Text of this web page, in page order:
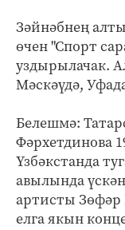
Зәйнәбнең
өчен "Спорт
уздырылачак.
Мәскәүдә,
Белешмә:
Фәрхетдинова
Үзбәкстанда
авылында
артисты Зөфәр
елга якын